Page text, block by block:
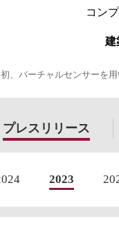
建
コン
初、バーチャルセンサーを
プレス リリース
2023